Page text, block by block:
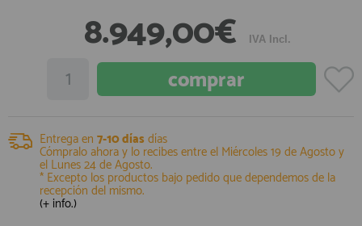
AFILIADOS
INFORMACION
910 60 71 03
HORARIO de TIENDA:
de 10:00 a 20:00 de Lunes a Viernes
Sábados de 10:00 a 14:00
910 51 49 87
8.949,00€ IVA Incl.
Entrega en 7-10 días días
Cómpralo ahora y lo recibes entre el Miércoles 19 de Agostoy
el Lunes 24 de Agosto.
* Excepto los productos bajo pedido que dependemos de la
recepción del mismo.
(+ info.)